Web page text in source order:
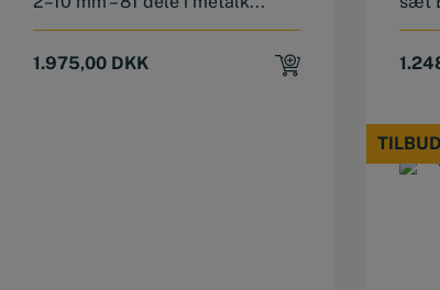
1.975,00 DKK
TILBUD